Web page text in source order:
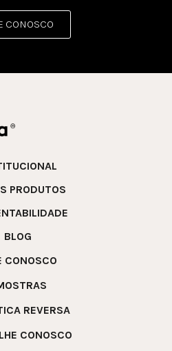
CONOSCO
PRODUTOS
BLOG
CONOSCO
REVERSA
CONOSCO